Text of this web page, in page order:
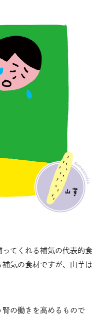
てくれる補気の代表的食
気の食材ですが、山芋は
の働きを高めるもので